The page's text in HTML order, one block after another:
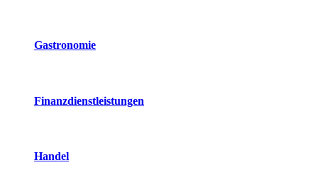
Gastronomie
Finanzdienstleistungen
Handel